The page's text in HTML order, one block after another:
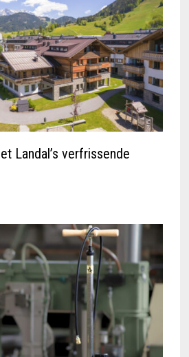
Landal’s verfrissende